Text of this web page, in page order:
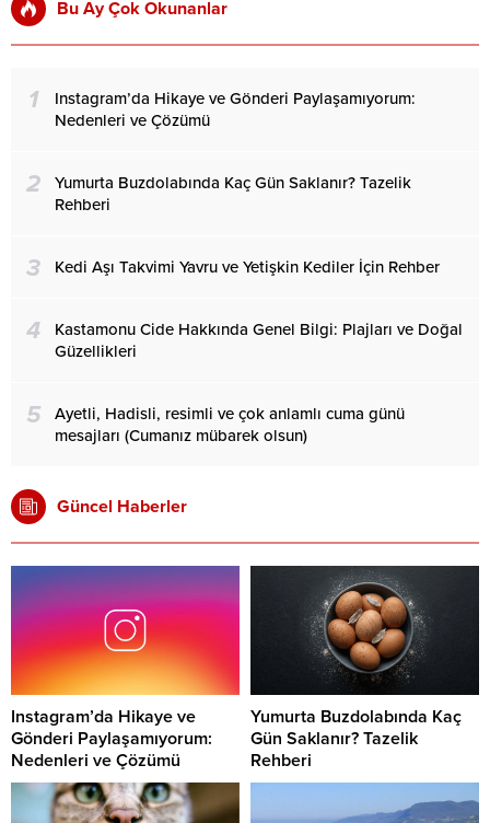
Bu Ay Çok Okunanlar
1
Instagram’da Hikaye ve Gönderi Paylaşamıyorum:
Nedenleri ve Çözümü
2
Yumurta Buzdolabında Kaç Gün Saklanır? Tazelik
Rehberi
3 Kedi Aşı Takvimi Yavru ve Yetişkin Kediler İçin Rehber
4
Kastamonu Cide Hakkında Genel Bilgi: Plajları ve Doğal
Güzellikleri
5
Ayetli, Hadisli, resimli ve çok anlamlı cuma günü
mesajları (Cumanız mübarek olsun)
Güncel Haberler
Instagram’da Hikaye ve
Gönderi Paylaşamıyorum:
Nedenleri ve Çözümü
Yumurta Buzdolabında Kaç
Gün Saklanır? Tazelik
Rehberi